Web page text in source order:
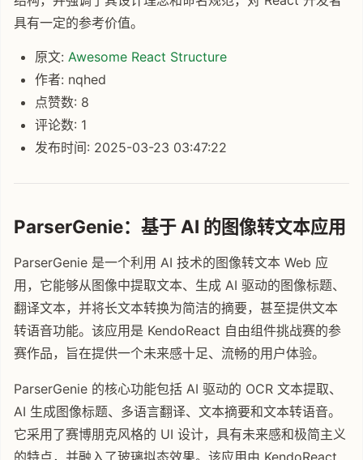
具有一定的参考价值。
原文: Awesome React Structure
作者: nqhed
点赞数: 8
评论数: 1
发布时间: 2025-03-23 03:47:22
ParserGenie：基于 AI 的图像转文本应用
ParserGenie 是一个利用 AI 技术的图像转文本 Web 应
用，它能够从图像中提取文本、生成 AI 驱动的图像标题、
翻译文本，并将长文本转换为简洁的摘要，甚至提供文本
转语音功能。该应用是 KendoReact 自由组件挑战赛的参
赛作品，旨在提供一个未来感十足、流畅的用户体验。
ParserGenie 的核心功能包括 AI 驱动的 OCR 文本提取、
AI 生成图像标题、多语言翻译、文本摘要和文本转语音。
它采用了赛博朋克风格的 UI 设计，具有未来感和极简主义
的特点，并融入了玻璃拟态效果。该应用由 KendoReact